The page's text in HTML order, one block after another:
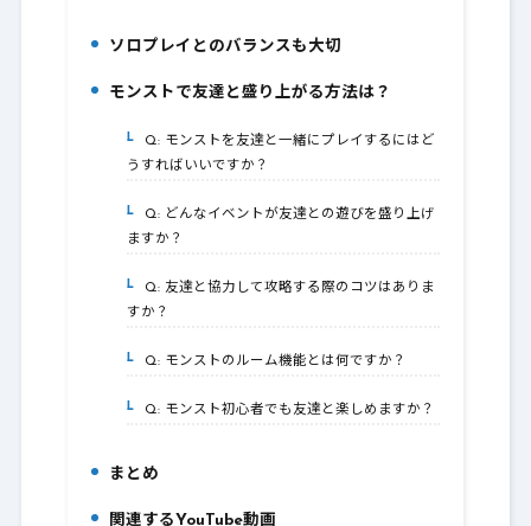
ソロプレイとのバランスも大切
モンストで友達と盛り上がる方法は？
6-1.Q: モンストを友達と一緒にプレイするにはど
うすればいいですか？
6-2.Q: どんなイベントが友達との遊びを盛り上げ
ますか？
6-3.Q: 友達と協力して攻略する際のコツはありま
すか？
6-4.Q: モンストのルーム機能とは何ですか？
6-5.Q: モンスト初心者でも友達と楽しめますか？
まとめ
関連するYouTube動画